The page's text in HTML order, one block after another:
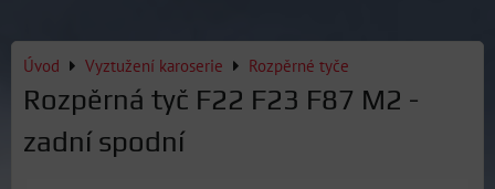
Úvod Vyztužení karoserie Rozpěrné tyče
Rozpěrná tyč F22 F23 F87 M2 -
zadní spodní